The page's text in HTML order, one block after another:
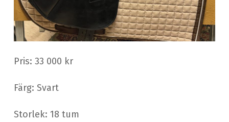
Pris: 33 000 kr
Färg: Svart
Storlek: 18 tum